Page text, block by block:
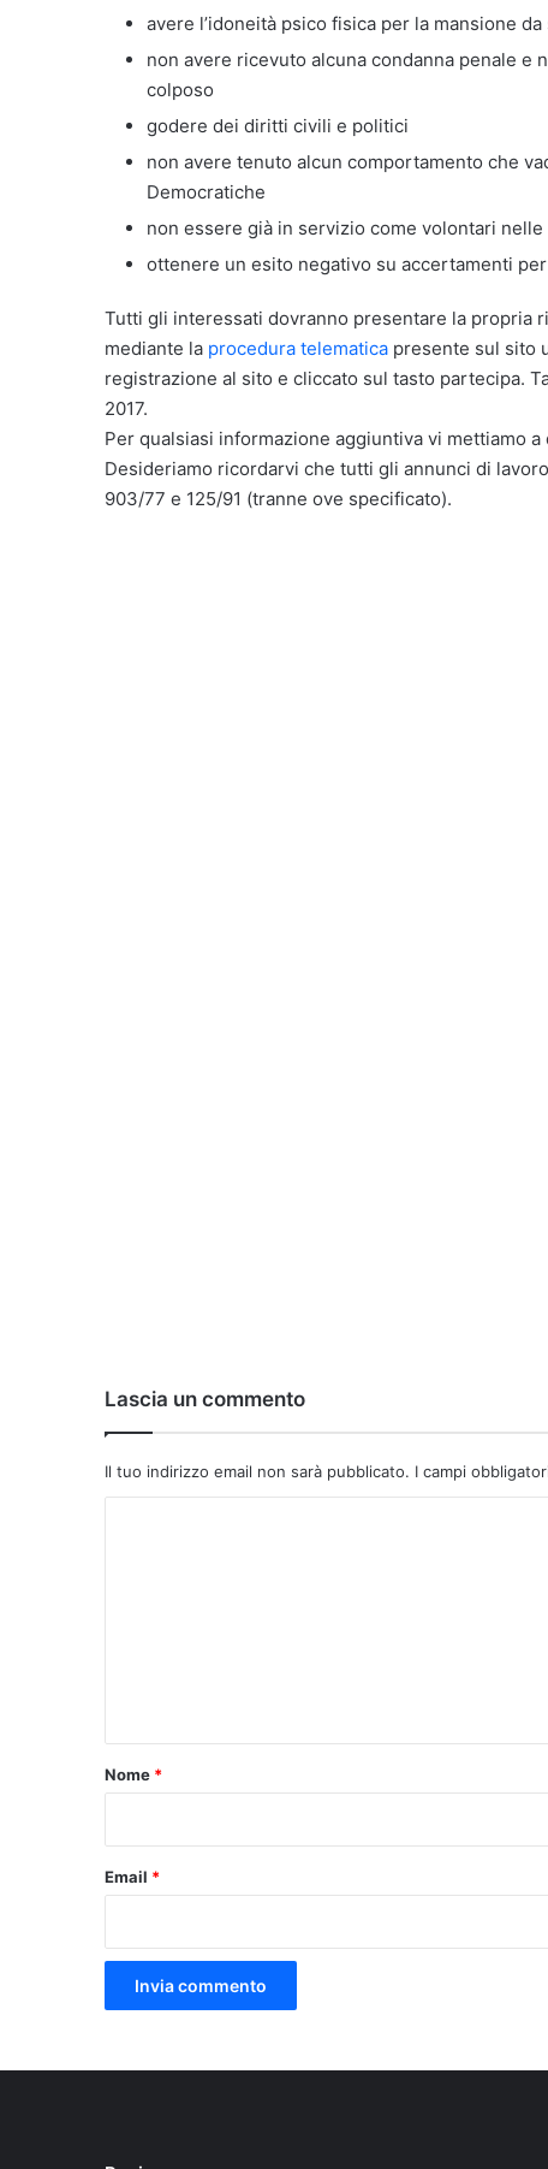
avere l’idoneità psico fisica per la mansione
non avere ricevuto alcuna condanna penale
colposo
godere dei diritti civili e politici
non avere tenuto alcun comportamento che
Democratiche
non essere già in servizio come volontari nelle
ottenere un esito negativo su accertamenti
Tutti gli interessati dovranno presentare la propria
mediante la procedura telematica presente sul sito
registrazione al sito e cliccato sul tasto partecipa.
2017.
Per qualsiasi informazione aggiuntiva vi mettiamo
Desideriamo ricordarvi che tutti gli annunci di
903/77 e 125/91 (tranne ove specificato).
Lascia un commento
Il tuo indirizzo email non sarà pubblicato. I campi
o
Nome *
Email *